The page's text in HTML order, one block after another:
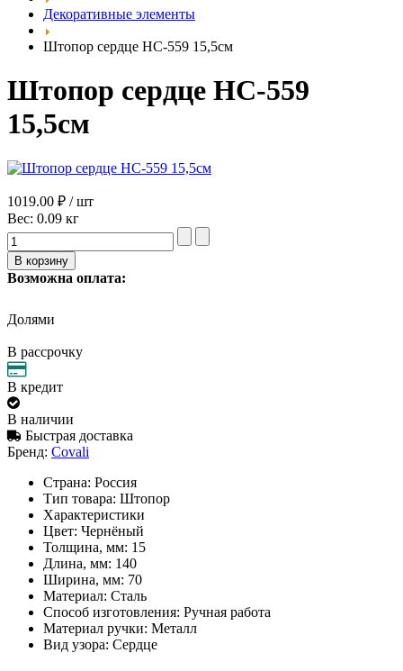
Декоративные элементы
Штопор сердце НС-559 15,5см
Штопор сердце НС-559
15,5см
1019.00 ₽ / шт
Вес: 0.09 кг
Возможна оплата:
Долями
В рассрочку
В кредит
В наличии
Быстрая доставка
Бренд: Covali
Страна: Россия
Тип товара: Штопор
Характеристики
Цвет: Чернёный
Толщина, мм: 15
Длина, мм: 140
Ширина, мм: 70
Материал: Сталь
Способ изготовления: Ручная работа
Материал ручки: Металл
Вид узора: Сердце